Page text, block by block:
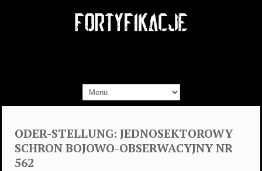
ODER-STELLUNG: JEDNOSEKTOROWY
SCHRON BOJOWO-OBSERWACYJNY NR
562